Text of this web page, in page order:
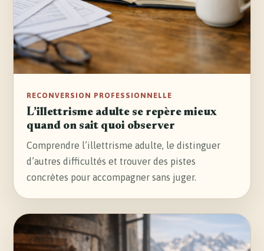
RECONVERSION PROFESSIONNELLE
L’illettrisme adulte se repère mieux
quand on sait quoi observer
Comprendre l’illettrisme adulte, le distinguer
d’autres difficultés et trouver des pistes
concrètes pour accompagner sans juger.